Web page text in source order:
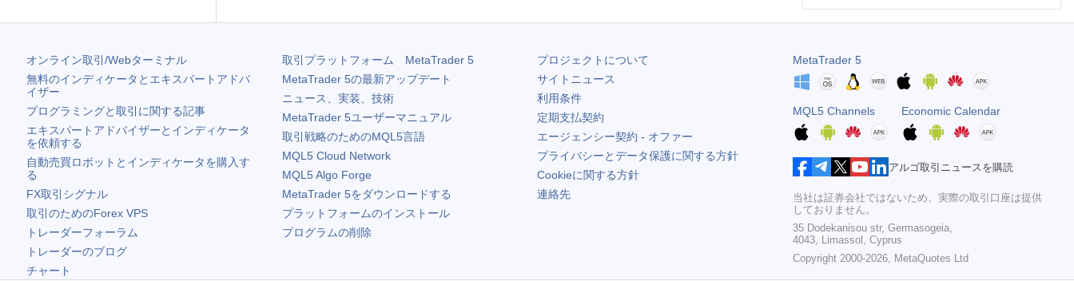
USD
オンライン取引/Webターミナル
無料のインディケータとエキスパートアドバ
イザー
プログラミングと取引に関する記事
エキスパートアドバイザーとインディケータ
を依頼する
自動売買ロボットとインディケータを購入す
る
FX取引シグナル
取引のためのForex VPS
トレーダーフォーラム
トレーダーのブログ
チャート
取引プラットフォーム MetaTrader 5
MetaTrader 5の最新アップデート
ニュース、実装、技術
MetaTrader 5ユーザーマニュアル
取引戦略のためのMQL5言語
MQL5 Cloud Network
MQL5 Algo Forge
MetaTrader 5をダウンロードする
プラットフォームのインストール
プログラムの削除
プロジェクトについて
サイトニュース
利用条件
定期支払契約
エージェンシー契約 - オファー
プライバシーとデータ保護に関する方針
Cookieに関する方針
連絡先
MetaTrader 5
MQL5 Channels Economic Calendar
アルゴ取引ニュースを購読
当社は証券会社ではないため、実際の取引口座は提供
しておりません。
35 Dodekanisou str, Germasogeia,
4043, Limassol, Cyprus
Copyright 2000-2026, MetaQuotes Ltd